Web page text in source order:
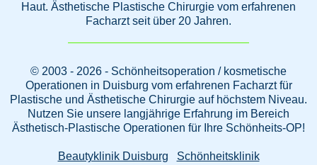
Haut. Ästhetische Plastische Chirurgie vom erfahrenen
Facharzt seit über 20 Jahren.
© 2003 - 2026 - Schönheitsoperation / kosmetische
Operationen in Duisburg vom erfahrenen Facharzt für
Plastische und Ästhetische Chirurgie auf höchstem Niveau.
Nutzen Sie unsere langjährige Erfahrung im Bereich
Ästhetisch-Plastische Operationen für Ihre Schönheits-OP!
Beautyklinik Duisburg Schönheitsklinik